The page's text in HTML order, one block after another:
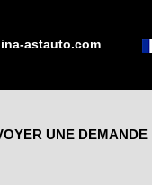
astauto.com
UNE DEMANDE